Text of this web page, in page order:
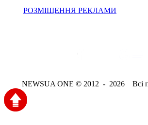
РОЗМІЩЕННЯ РЕКЛАМИ
NEWSUA ONE © 2012 - 2026 Всі